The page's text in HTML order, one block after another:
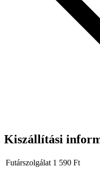
Kiszállítási
Futárszolgálat 1 590 Ft